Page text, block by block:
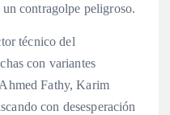
contragolpe peligroso.
técnico del
con variantes
Fathy, Karim
con desesperación